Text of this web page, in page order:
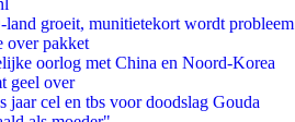
groeit, munitietekort wordt probleem
over pakket
oorlog met China en Noord-Korea
geel over
jaar cel en tbs voor doodslag Gouda